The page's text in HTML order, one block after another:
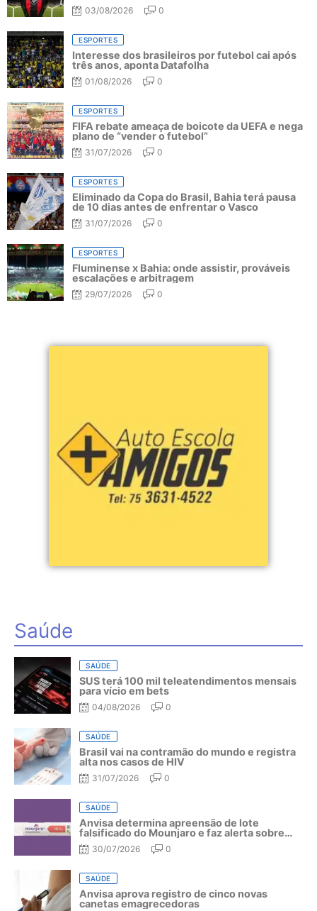
03/08/2026 0
ESPORTES
Interesse dos brasileiros por futebol cai após
três anos, aponta Datafolha
01/08/2026 0
ESPORTES
FIFA rebate ameaça de boicote da UEFA e nega
plano de “vender o futebol”
31/07/2026 0
ESPORTES
Eliminado da Copa do Brasil, Bahia terá pausa
de 10 dias antes de enfrentar o Vasco
31/07/2026 0
ESPORTES
Fluminense x Bahia: onde assistir, prováveis
escalações e arbitragem
29/07/2026 0
Saúde
SAÚDE
SUS terá 100 mil teleatendimentos mensais
para vício em bets
04/08/2026 0
SAÚDE
Brasil vai na contramão do mundo e registra
alta nos casos de HIV
31/07/2026 0
SAÚDE
Anvisa determina apreensão de lote
falsificado do Mounjaro e faz alerta sobre
riscos do medicamento
30/07/2026 0
SAÚDE
Anvisa aprova registro de cinco novas
canetas emagrecedoras